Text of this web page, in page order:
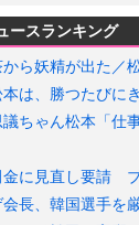
ースランキング
から妖精が出た／
本は、勝つたびに
議ちゃん松本「仕
金に見直し要請
会長、韓国選手を